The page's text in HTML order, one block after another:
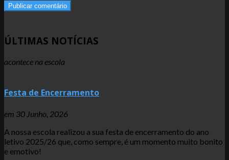
ÚLTIMAS NOTÍCIAS
acontece na escola
Festa de Encerramento
em 30 Junho, 2026
A nossa escola realizou a sua festa de encerramento do ano
letivo 2025/26 que, como sempre, é um momento muito bonito
e emotivo!